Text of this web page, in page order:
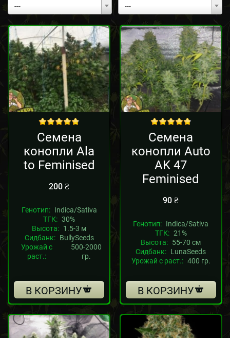
--- ---
Семена
конопли Ala
to Feminised
200₴
Генотип: Indica/Sativa
ТГК: 30%
Высота: 1.5-3 м
Сидбанк: BullySeeds
Урожай с
раст.:
500-2000
гр.
В КОРЗИНУ
Семена
конопли Auto
AK 47
Feminised
90₴
Генотип: Indica/Sativa
ТГК: 21%
Высота: 55-70 см
Сидбанк: LunaSeeds
Урожай с раст.: 400 гр.
В КОРЗИНУ